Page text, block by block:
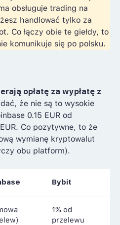
obsługuje trading na
handlować tylko za
Co łączy obie te giełdy, to
komunikuje się po polsku.
opłatę za wypłatę z
że nie są to wysokie
0.15 EUR od
Co pozytywne, to że
wymianę kryptowalut
obu platform).
Bybit
1% od
przelewu